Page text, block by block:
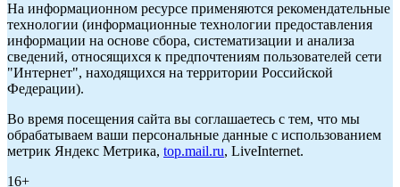
На информационном ресурсе применяются рекомендательные
технологии (информационные технологии предоставления
информации на основе сбора, систематизации и анализа
сведений, относящихся к предпочтениям пользователей сети
"Интернет", находящихся на территории Российской
Федерации).
Во время посещения сайта вы соглашаетесь с тем, что мы
обрабатываем ваши персональные данные с использованием
метрик Яндекс Метрика, top.mail.ru, LiveInternet.
16+